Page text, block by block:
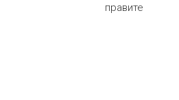
правите